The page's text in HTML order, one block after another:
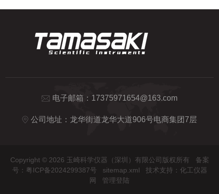
电子邮箱： 17375971654@163.com
公司地址：龙华街道龙华大道906号电商集团7层
Copyright © 2026 玉崎科学仪器（深圳）有限公司版权所有 备案
号：粤ICP备2024299387号
sitemap.xml 技术支持： 化工仪器
网
管理登陆